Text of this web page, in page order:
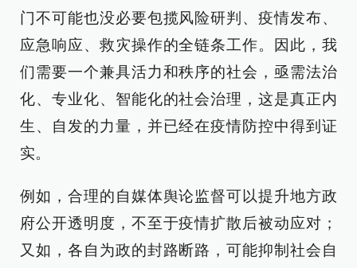
门不可能也没必要包揽风险研判、疫情发布、
应急响应、救灾操作的全链条工作。因此，我
们需要一个兼具活力和秩序的社会，亟需法治
化、专业化、智能化的社会治理，这是真正内
生、自发的力量，并已经在疫情防控中得到证
实。
例如，合理的自媒体舆论监督可以提升地方政
府公开透明度，不至于疫情扩散后被动应对；
又如，各自为政的封路断路，可能抑制社会自